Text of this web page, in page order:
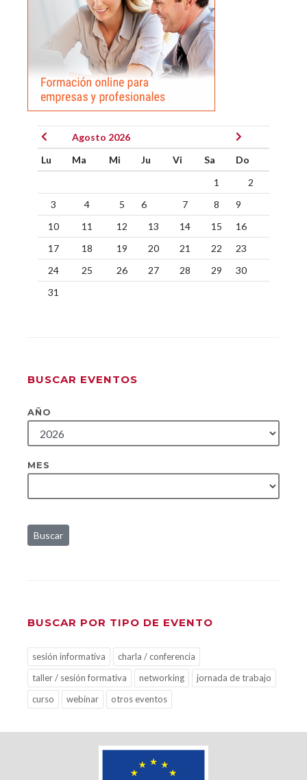
Agosto 2026
Lu
Ma Mi Ju Vi Sa
Do
1
2
3
4 5 6 7 8
9
10
11 12 13 14 15
16
17
18 19 20 21 22
23
24
25 26 27 28 29
30
31
BUSCAR EVENTOS
AÑO
MES
Buscar
BUSCAR POR TIPO DE EVENTO
sesión informativa
charla / conferencia
taller / sesión formativa
networking
jornada de trabajo
curso
webinar otros eventos